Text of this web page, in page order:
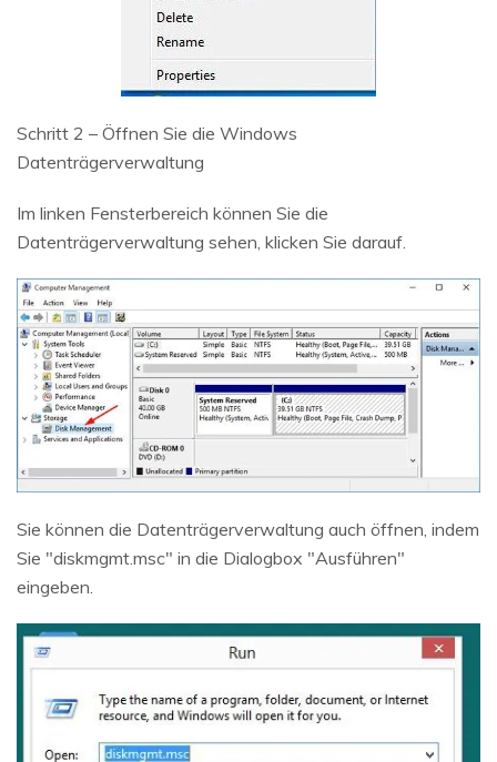
Schritt 2 – Öffnen Sie die Windows
Datenträgerverwaltung
Im linken Fensterbereich können Sie die
Datenträgerverwaltung sehen, klicken Sie darauf.
Sie können die Datenträgerverwaltung auch öffnen, indem
Sie "diskmgmt.msc" in die Dialogbox "Ausführen"
eingeben.